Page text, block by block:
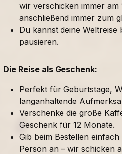
wir verschicken immer am
anschließend immer zum
Du kannst deine
pausieren.
Die Reise als Geschenk:
Perfekt für Geburtstage,
langanhaltende
Verschenke die große
Geschenk für 12 Monate.
Gib beim Bestellen
Person an – wir schicken